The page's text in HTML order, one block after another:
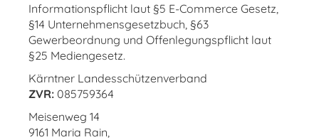
Informationspflicht laut §5 E-Commerce Gesetz,
§14 Unternehmensgesetzbuch, §63
Gewerbeordnung und Offenlegungspflicht laut
§25 Mediengesetz.
Kärntner Landesschützenverband
ZVR: 085759364
Meisenweg 14
9161 Maria Rain,